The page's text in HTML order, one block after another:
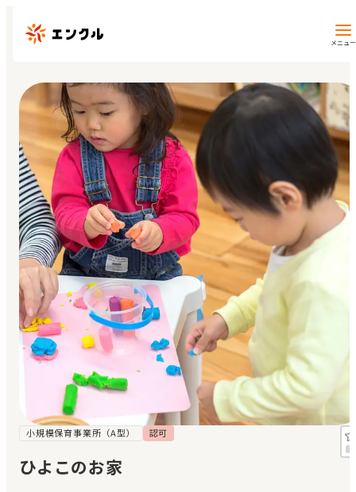
メニュー
保育園・幼稚園を探す
地図から探す
地域から探す
マイページ
閲覧履歴
お気に入り
見学日記
メッセージ
おすすめの園
小規模保育事業所（A型） 認可
ひよこのお家